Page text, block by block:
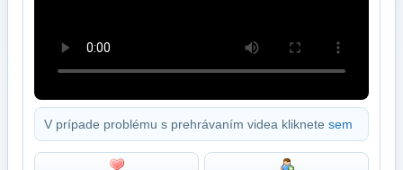
V prípade problému s prehrávaním videa kliknete sem